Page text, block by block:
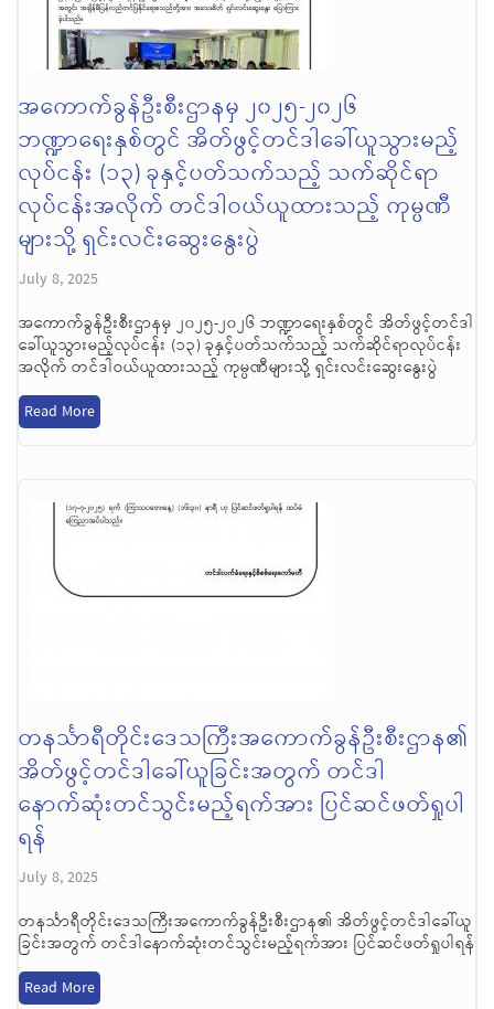
အကောက်ခွန်ဦးစီးဌာနမှ ၂၀၂၅-၂၀၂၆
ဘဏ္ဍာရေးနှစ်တွင် အိတ်ဖွင့်တင်ဒါခေါ်ယူသွားမည့်
လုပ်ငန်း (၁၃) ခုနှင့်ပတ်သက်သည့် သက်ဆိုင်ရာ
လုပ်ငန်းအလိုက် တင်ဒါဝယ်ယူထားသည့် ကုမ္ပဏီ
များသို့ ရှင်းလင်းဆွေးနွေးပွဲ
July 8, 2025
အကောက်ခွန်ဦးစီးဌာနမှ ၂၀၂၅-၂၀၂၆ ဘဏ္ဍာရေးနှစ်တွင် အိတ်ဖွင့်တင်ဒါ
ခေါ်ယူသွားမည့်လုပ်ငန်း (၁၃) ခုနှင့်ပတ်သက်သည့် သက်ဆိုင်ရာလုပ်ငန်း
အလိုက် တင်ဒါဝယ်ယူထားသည့် ကုမ္ပဏီများသို့ ရှင်းလင်းဆွေးနွေးပွဲ
Read More
တနင်္သာရီတိုင်းဒေသကြီးအကောက်ခွန်ဦးစီးဌာန၏
အိတ်ဖွင့်တင်ဒါခေါ်ယူခြင်းအတွက် တင်ဒါ
နောက်ဆုံးတင်သွင်းမည့်ရက်အား ပြင်ဆင်ဖတ်ရှုပါ
ရန်
July 8, 2025
တနင်္သာရီတိုင်းဒေသကြီးအကောက်ခွန်ဦးစီးဌာန၏ အိတ်ဖွင့်တင်ဒါခေါ်ယူ
ခြင်းအတွက် တင်ဒါနောက်ဆုံးတင်သွင်းမည့်ရက်အား ပြင်ဆင်ဖတ်ရှုပါရန်
Read More